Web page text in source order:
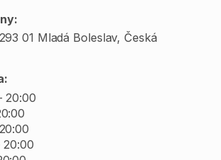
01 Mladá Boleslav, Česká
20:00